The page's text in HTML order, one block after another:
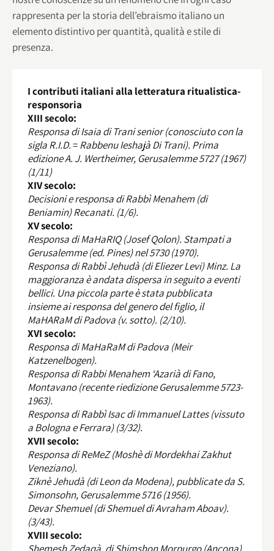
rappresenta per la storia dell’ebraismo italiano un
elemento distintivo per quantità, qualità e stile di
presenza.
I contributi italiani alla letteratura ritualistica-
responsoria
XIII secolo:
Responsa di Isaia di Trani senior (conosciuto con la
sigla R.I.D.=Rabbenu Ieshajà Di Trani). Prima
edizione A. J. Wertheimer, Gerusalemme 5727 (1967)
(1/11)
XIV secolo:
Decisioni e responsa di Rabbì Menahem (di
Beniamin) Recanati. (1/6).
XV secolo:
Responsa di MaHaRIQ (Josef Qolon). Stampati a
Gerusalemme (ed. Pines) nel 5730 (1970).
Responsa di Rabbì Jehudà (di Eliezer Levi) Minz. La
maggioranza è andata dispersa in seguito a eventi
bellici. Una piccola parte è stata pubblicata
insieme ai responsa del genero del figlio, il
MaHARaM di Padova (v. sotto). (2/10).
XVI secolo:
Responsa di MaHaRaM di Padova (Meir
Katzenelbogen).
Responsa di Rabbi Menahem ‘Azarià di Fano,
Montavano (recente riedizione Gerusalemme 5723-
1963).
Responsa di Rabbì Isac di Immanuel Lattes (vissuto
a Bologna e Ferrara) (3/32).
XVII secolo:
Responsa di ReMeZ (Moshè di Mordekhai Zakhut
Veneziano).
Ziknè Jehudà (di Leon da Modena), pubblicate da S.
Simonsohn, Gerusalemme 5716 (1956).
Devar Shemuel (di Shemuel di Avraham Aboav).
(3/43).
XVIII secolo: